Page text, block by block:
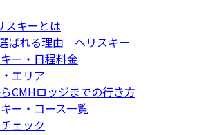
キーとは
れる理由＿ヘリスキー
ー・日程料金
エリア
ロッジまでの行き方
・コース一覧
ェック